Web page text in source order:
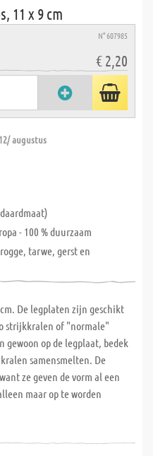
11 x 9 cm
N° 607985
€ 2,20
augustus
- 100 % duurzaam
tarwe, gerst en
De legplaten zijn geschikt
strijkkralen of "normale"
gewoon op de legplaat, bedek
samensmelten. De
ze geven de vorm al een
maar op te worden